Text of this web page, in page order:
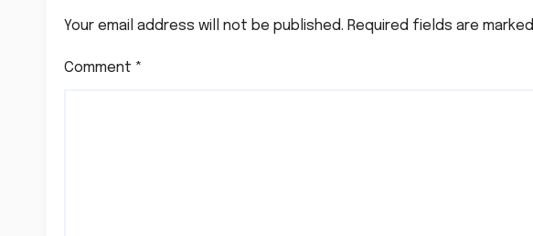
Your email address will not be published. Required fields are marked
Comment *